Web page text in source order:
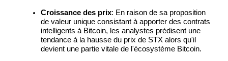
Croissance des prix: En raison de sa proposition
de valeur unique consistant à apporter des contrats
intelligents à Bitcoin, les analystes prédisent une
tendance à la hausse du prix de STX alors qu'il
devient une partie vitale de l'écosystème Bitcoin.